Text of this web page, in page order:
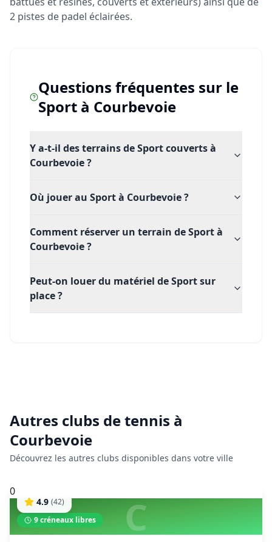
2 pistes de padel éclairées.
Questions fréquentes sur le
Sport à Courbevoie
Y a-t-il des terrains de Sport couverts à
Courbevoie ?
Où jouer au Sport à Courbevoie ?
Comment réserver un terrain de Sport à
Courbevoie ?
Peut-on louer du matériel de Sport sur
place ?
Autres clubs detennis à
Courbevoie
Découvrez les autres clubs disponibles dans votre ville
0
C
4.9 (42)
9créneaux libres